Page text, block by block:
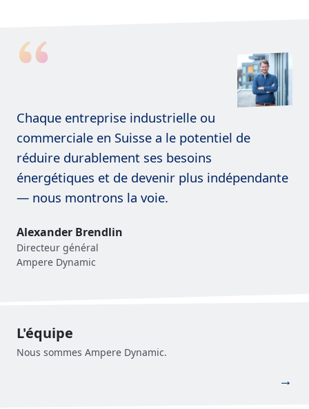
Chaque entreprise industrielle ou
commerciale en Suisse a le potentiel de
réduire durablement ses besoins
énergétiques et de devenir plus indépendante
— nous montrons la voie.
Alexander Brendlin
Directeur général
Ampere Dynamic
L'équipe
Nous sommes Ampere Dynamic.
→